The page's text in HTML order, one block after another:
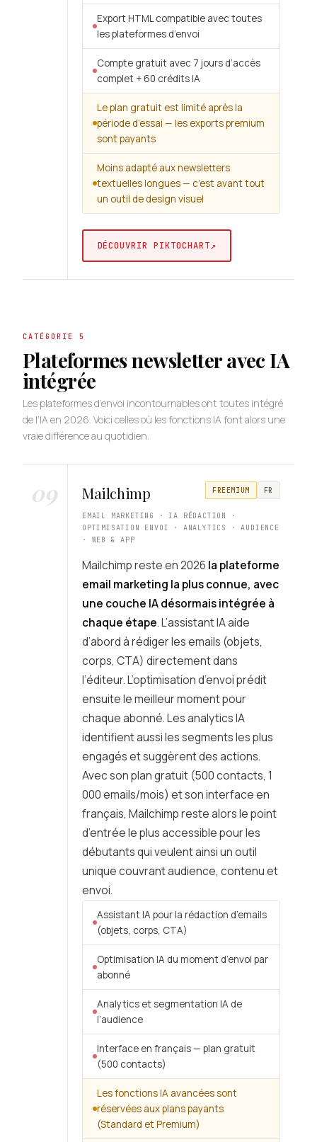
Export HTML compatible avec toutes
les plateformes d’envoi
Compte gratuit avec 7 jours d’accès
complet + 60 crédits IA
Le plan gratuit est limité après la
période d’essai — les exports premium
sont payants
Moins adapté aux newsletters
textuelles longues — c’est avant tout
un outil de design visuel
DÉCOUVRIR PIKTOCHART↗
CATÉGORIE 5
Plateformes newsletter avec IA
intégrée
Les plateformes d’envoi incontournables ont toutes intégré
de l’IA en 2026. Voici celles où les fonctions IA font alors une
vraie différence au quotidien.
09 Mailchimp FREEMIUM FR
EMAIL MARKETING · IA RÉDACTION ·
OPTIMISATION ENVOI · ANALYTICS · AUDIENCE
· WEB & APP
Mailchimp reste en 2026 la plateforme
email marketing la plus connue, avec
une couche IA désormais intégrée à
chaque étape. L’assistant IA aide
d’abord à rédiger les emails (objets,
corps, CTA) directement dans
l’éditeur. L’optimisation d’envoi prédit
ensuite le meilleur moment pour
chaque abonné. Les analytics IA
identifient aussi les segments les plus
engagés et suggèrent des actions.
Avec son plan gratuit (500 contacts, 1
000 emails/mois) et son interface en
français, Mailchimp reste alors le point
d’entrée le plus accessible pour les
débutants qui veulent ainsi un outil
unique couvrant audience, contenu et
envoi.
Assistant IA pour la rédaction d’emails
(objets, corps, CTA)
Optimisation IA du moment d’envoi par
abonné
Analytics et segmentation IA de
l’audience
Interface en français — plan gratuit
(500 contacts)
Les fonctions IA avancées sont
réservées aux plans payants
(Standard et Premium)